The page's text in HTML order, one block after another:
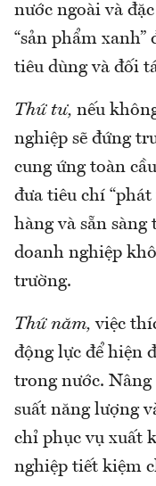
nước ngoài và
“sản phẩm xanh”
tiêu dùng và đối
Thứ tư, nếu
nghiệp sẽ đứng
cung ứng toàn
đưa tiêu chí
hàng và sẵn sàng
doanh nghiệp
trường.
Thứ năm, việc
động lực để hiện
trong nước. Nâng
suất năng lượng
chỉ phục vụ xuất
nghiệp tiết kiệm